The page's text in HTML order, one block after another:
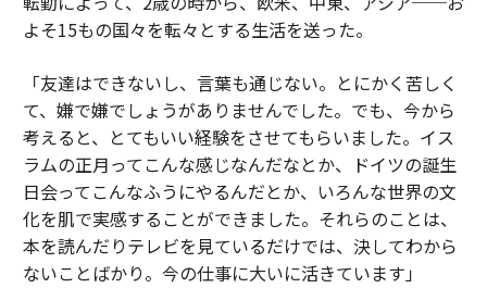
よそ15もの国々を転々とする生活を送った。
「友達はできないし、言葉も通じない。とにかく苦しく
て、嫌で嫌でしょうがありませんでした。でも、今から
考えると、とてもいい経験をさせてもらいました。イス
ラムの正月ってこんな感じなんだなとか、ドイツの誕生
日会ってこんなふうにやるんだとか、いろんな世界の文
化を肌で実感することができました。それらのことは、
本を読んだりテレビを見ているだけでは、決してわから
ないことばかり。今の仕事に大いに活きています」